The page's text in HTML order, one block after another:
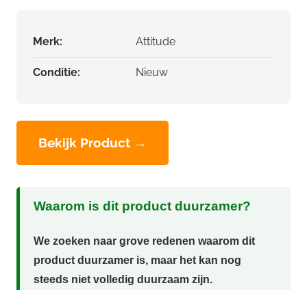
Merk: Attitude
Conditie: Nieuw
Bekijk Product →
Waarom is dit product duurzamer?
We zoeken naar grove redenen waarom dit
product duurzamer is, maar het kan nog
steeds niet volledig duurzaam zijn.